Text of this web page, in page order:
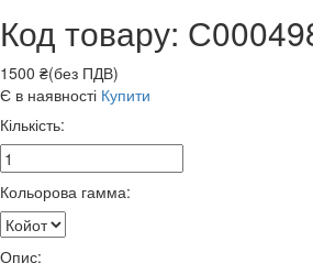
Код товару:
1500 ₴(без ПДВ)
Є в наявності Купити
Кількість:
Кольорова гамма:
Опис: